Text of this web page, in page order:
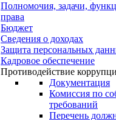
Полномочия, задачи,
права
Бюджет
Сведения о доходах
Защита персональных
Кадровое обеспечение
Противодействие
Документация
Комиссия по
требований
Перечень